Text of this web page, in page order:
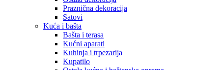
Praznična dekoracija
Satovi
Kuća i bašta
Bašta i terasa
Kućni aparati
Kuhinja i trpezarija
Kupatilo